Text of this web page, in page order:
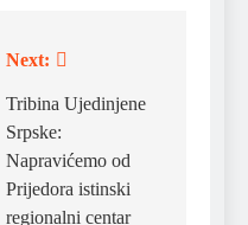
Next:
Tribina Ujedinjene
Srpske:
Napravićemo od
Prijedora istinski
regionalni centar